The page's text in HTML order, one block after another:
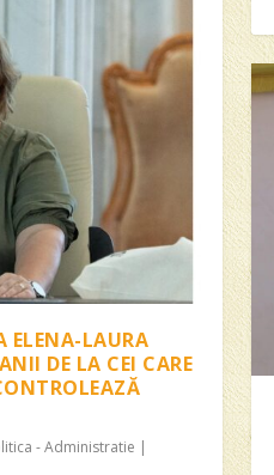
ELENA-LAURA
DE LA CEI CARE
- Administratie